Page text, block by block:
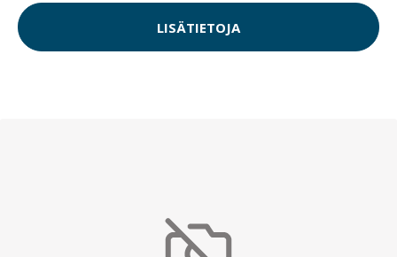
LISÄTIETOJA